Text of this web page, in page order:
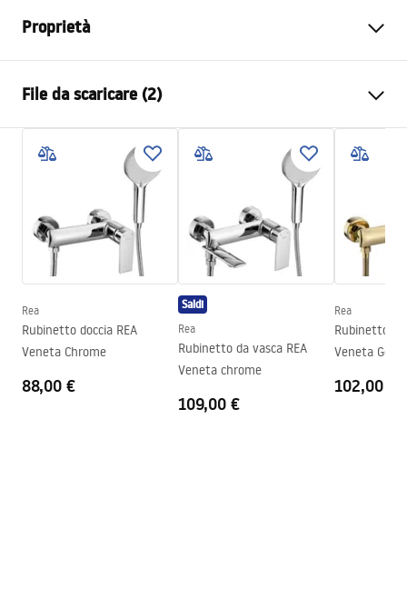
Proprietà
Materiale
Metodo di installazione
A vite
Larghezza
110
Garanzia
24 mesi
File da scaricare (2)
Pielęgnacja
Pielęgnacja.pdf
Condizioni di garanzia
Warranty_Terms_and_Conditions_Accessories_-_24.pdf
Rea
Rubinetto doccia REA
Veneta Chrome
88,00 €
Saldi
Rea
Rubinetto da vasca REA
Veneta chrome
109,00 €
Rea
Rubinetto
Veneta Gold
102,00 €